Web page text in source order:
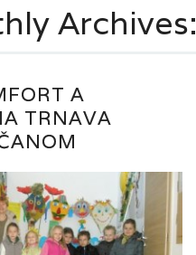
Archives:
A
TRNAVA